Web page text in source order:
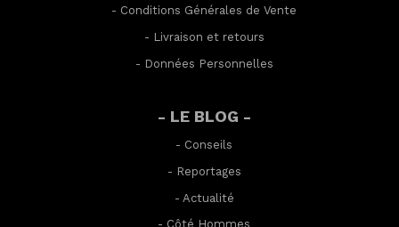
- Conditions Générales de Vente
- Livraison et retours
- Données Personnelles
- LE BLOG -
- Conseils
- Reportages
- Actualité
- Côté Hommes